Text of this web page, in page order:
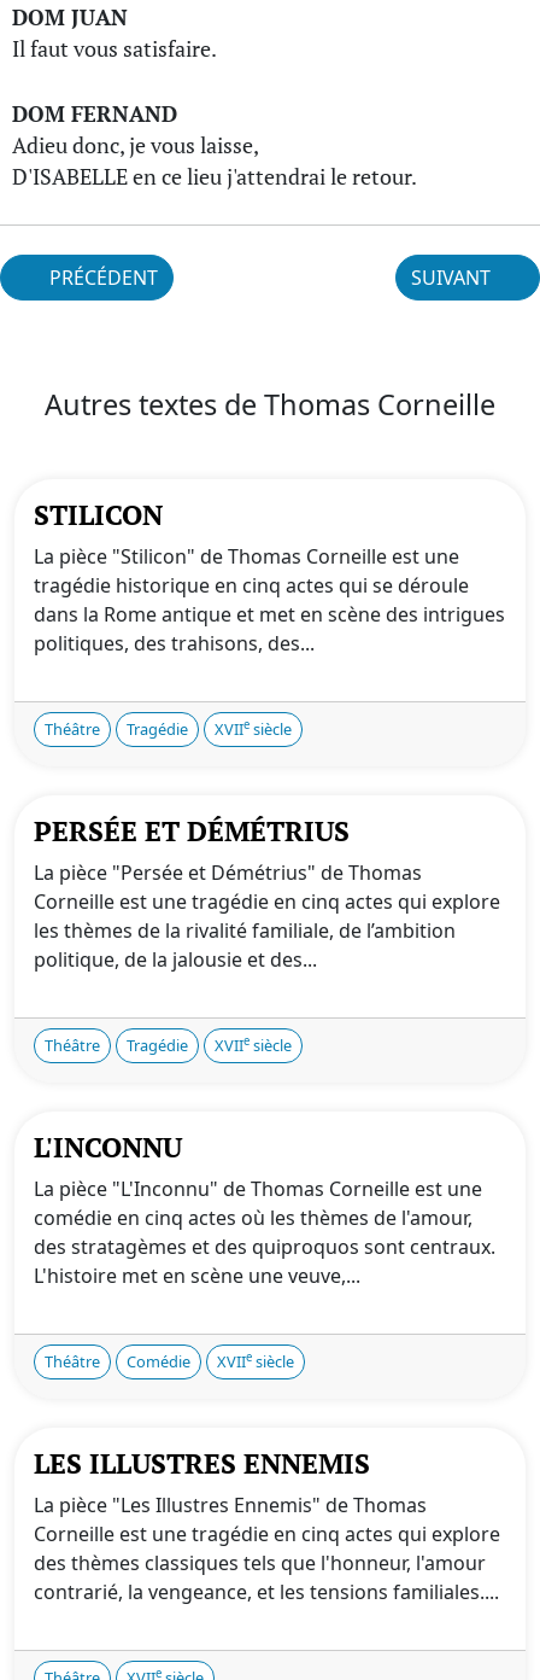
DOM JUAN
Il faut vous satisfaire.
DOM FERNAND
Adieu donc, je vous laisse,
D'ISABELLE en ce lieu j'attendrai le retour.
PRÉCÉDENT SUIVANT
Autres textes de Thomas Corneille
STILICON
La pièce "Stilicon" de Thomas Corneille est une
tragédie historique en cinq actes qui se déroule
dans la Rome antique et met en scène des intrigues
politiques, des trahisons, des...
Théâtre Tragédie XVIIe siècle
PERSÉE ET DÉMÉTRIUS
La pièce "Persée et Démétrius" de Thomas
Corneille est une tragédie en cinq actes qui explore
les thèmes de la rivalité familiale, de l’ambition
politique, de la jalousie et des...
Théâtre Tragédie XVIIe siècle
L'INCONNU
La pièce "L'Inconnu" de Thomas Corneille est une
comédie en cinq actes où les thèmes de l'amour,
des stratagèmes et des quiproquos sont centraux.
L'histoire met en scène une veuve,...
Théâtre Comédie XVIIe siècle
LES ILLUSTRES ENNEMIS
La pièce "Les Illustres Ennemis" de Thomas
Corneille est une tragédie en cinq actes qui explore
des thèmes classiques tels que l'honneur, l'amour
contrarié, la vengeance, et les tensions familiales....
e